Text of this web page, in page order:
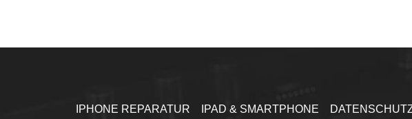
IPHONE REPARATUR IPAD & SMARTPHONE